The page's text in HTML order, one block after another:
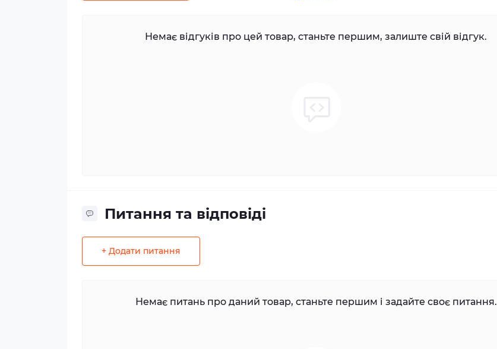
Немає відгуків про цей товар, станьте першим, залиште свій відгук.
Питання та відповіді
+ Додати питання
Немає питань про даний товар, станьте першим і задайте своє питання.